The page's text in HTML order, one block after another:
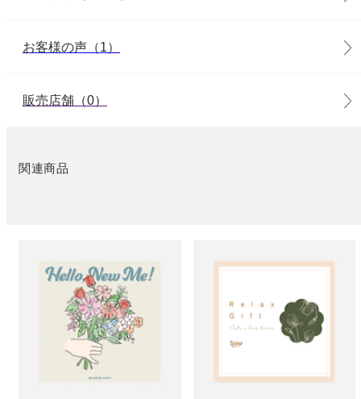
お客様の声（1）
販売店舗（0）
関連商品